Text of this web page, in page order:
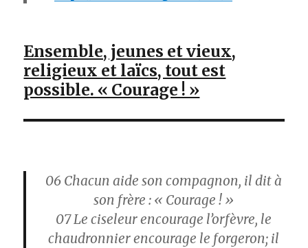
Ensemble, jeunes et vieux,
religieux et laïcs, tout est
possible. « Courage ! »
06 Chacun aide son compagnon, il dit à
son frère : « Courage ! »
07Le ciseleur encourage l’orfèvre, le
chaudronnier encourage le forgeron; il